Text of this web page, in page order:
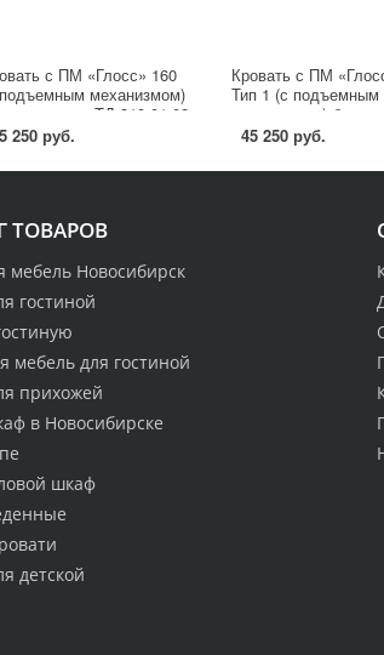
с ПМ «Глосс» 160
механизмом)
заглушины ТД 319.01.02
250 руб.
Кровать с ПМ
Тип 1 (с подъемным
механизмом) без
45 250 руб.
ТОВАРОВ
мебель Новосибирск
гостиной
мебель для гостиной
прихожей
в Новосибирске
шкаф
детской